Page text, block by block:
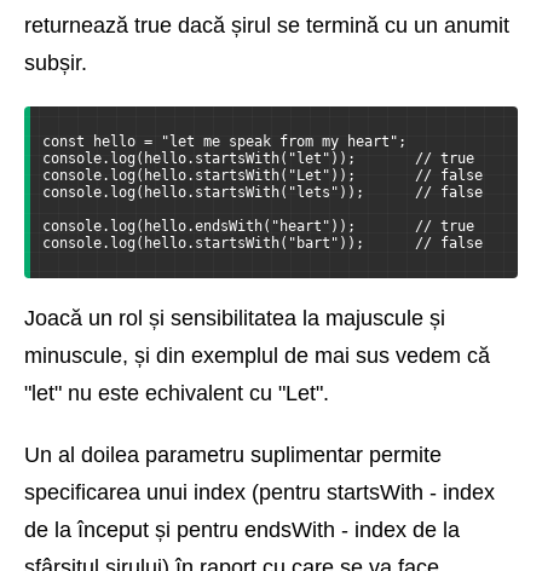
returnează true dacă șirul se termină cu un anumit
subșir.
const hello = "let me speak from my heart";
console.log(hello.startsWith("let"));       // true
console.log(hello.startsWith("Let"));       // false
console.log(hello.startsWith("lets"));      // false
console.log(hello.endsWith("heart"));       // true
console.log(hello.startsWith("bart"));      // false
Joacă un rol și sensibilitatea la majuscule și
minuscule, și din exemplul de mai sus vedem că
"let" nu este echivalent cu "Let".
Un al doilea parametru suplimentar permite
specificarea unui index (pentru startsWith - index
de la început și pentru endsWith - index de la